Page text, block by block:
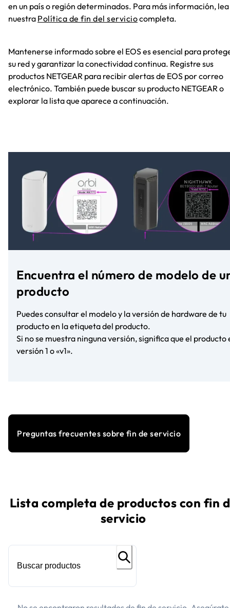
en un país o región determinados. Para más información, lea
nuestra Política de fin del serviciocompleta.
Mantenerse informado sobre el EOS es esencial para
su red y garantizar la conectividad continua. Registre sus
productos NETGEAR para recibir alertas de EOS por correo
electrónico. También puede buscar su producto NETGEAR o
explorar la lista que aparece a continuación.
Encuentra el número de modelo de
producto
Puedes consultar el modelo y la versión de hardware de tu
producto en la etiqueta del producto.
Si no se muestra ninguna versión, significa que el producto
versión 1 o «v1».
Preguntas frecuentes sobre fin de servicio
Lista completa de productos con fin
servicio